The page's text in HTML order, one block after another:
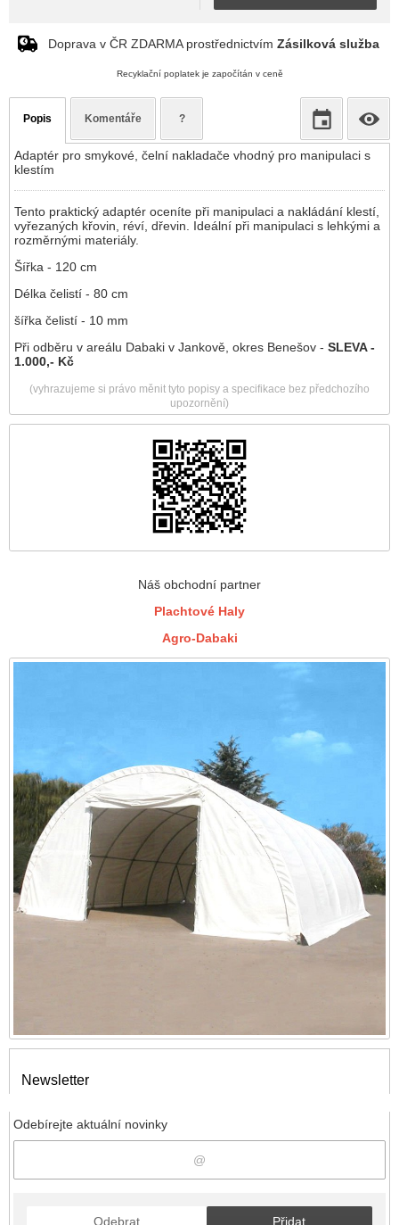
Náš obchodní partner
Plachtové Haly
Agro-Dabaki
Doprava v ČR ZDARMA prostřednictvím Zásilková služba
Recyklační poplatek je započítán v ceně
Popis Komentáře ?
Adaptér pro smykové, čelní nakladače vhodný pro manipulaci s
klestím
Tento praktický adaptér oceníte při manipulaci a nakládání klestí,
vyřezaných křovin, réví, dřevin. Ideální při manipulaci s lehkými a
rozměrnými materiály.
Šířka - 120 cm
Délka čelistí - 80 cm
šířka čelistí - 10 mm
Při odběru v areálu Dabaki v Jankově, okres Benešov - SLEVA -
1.000,- Kč
(vyhrazujeme si právo měnit tyto popisy a specifikace bez předchozího
upozornění)
Newsletter
Odebírejte aktuální novinky
Odebrat Přidat